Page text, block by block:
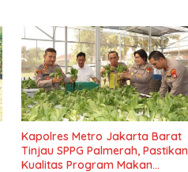
Kapolres Metro Jakarta Barat
Tinjau SPPG Palmerah, Pastikan
Kualitas Program Makan